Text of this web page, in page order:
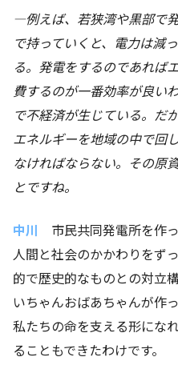
―例えば、若狭湾や黒部で
で持っていくと、電力は減
る。 発電をするのであれば
費するのが一番効率が良い
で不経済が生じている。だ
エネルギーを地域の中で回
なければならない。その原
とですね。
中川 市民共同発電所を作
人間と社会のかかわりをず
的で歴史的なものとの対立
いちゃんおばあちゃんが作
私たちの命を支える形にな
ることもできたわけです。